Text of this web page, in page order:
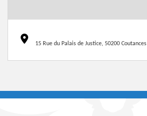
15 Rue du Palais de Justice, 50200 Coutances